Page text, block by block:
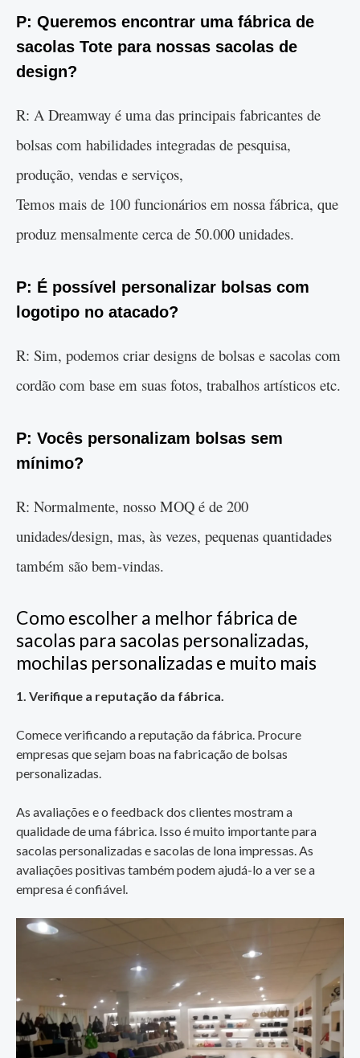
P: Queremos encontrar uma fábrica de
sacolas Tote para nossas sacolas de
design?
R: A Dreamway é uma das principais fabricantes de
bolsas com habilidades integradas de pesquisa,
produção, vendas e serviços,
Temos mais de 100 funcionários em nossa fábrica, que
produz mensalmente cerca de 50.000 unidades.
P: É possível personalizar bolsas com
logotipo no atacado?
R: Sim, podemos criar designs de bolsas e sacolas com
cordão com base em suas fotos, trabalhos artísticos etc.
P: Vocês personalizam bolsas sem
mínimo?
R: Normalmente, nosso MOQ é de 200
unidades/design, mas, às vezes, pequenas quantidades
também são bem-vindas.
Como escolher a melhor fábrica de
sacolas para sacolas personalizadas,
mochilas personalizadas e muito mais
1. Verifique a reputação da fábrica.
Comece verificando a reputação da fábrica. Procure
empresas que sejam boas na fabricação de bolsas
personalizadas.
As avaliações e o feedback dos clientes mostram a
qualidade de uma fábrica. Isso é muito importante para
sacolas personalizadas e sacolas de lona impressas. As
avaliações positivas também podem ajudá-lo a ver se a
empresa é confiável.